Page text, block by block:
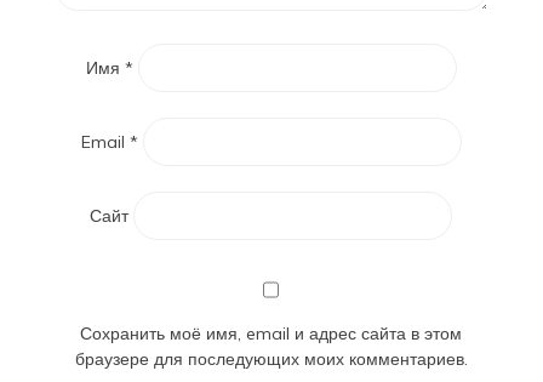
Имя *
Email *
Сайт
Сохранить моё имя, email и адрес сайта в этом
браузере для последующих моих комментариев.